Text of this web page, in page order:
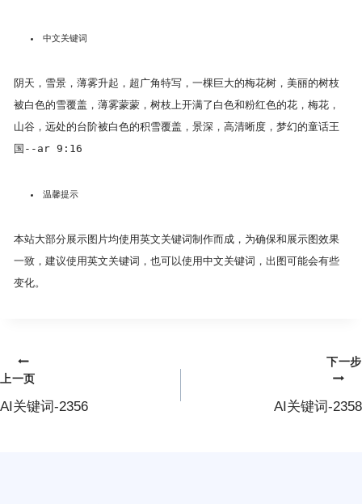
中文关键词
阴天，雪景，薄雾升起，超广角特写，一棵巨大的梅花树，美丽的树枝
被白色的雪覆盖，薄雾蒙蒙，树枝上开满了白色和粉红色的花，梅花，
山谷，远处的台阶被白色的积雪覆盖，景深，高清晰度，梦幻的童话王
国--ar 9:16
温馨提示
本站大部分展示图片均使用英文关键词制作而成，为确保和展示图效果
一致，建议使用英文关键词，也可以使用中文关键词，出图可能会有些
变化。
文
章
上一页
AI关键词-2356
下一步
AI关键词-2358